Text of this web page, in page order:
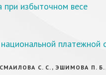
при избыточном весе
платежной
С. С., ЭШИМОВА П.